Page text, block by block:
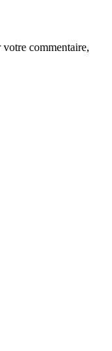
votre commentaire,